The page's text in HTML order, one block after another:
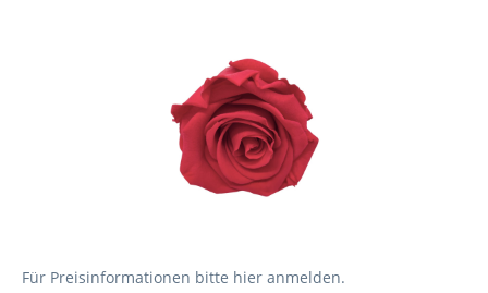
Für Preisinformationen bitte hier anmelden.